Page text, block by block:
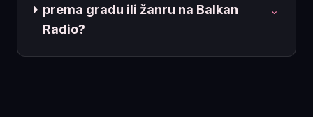
prema gradu ili žanru na Balkan
Radio?
⌄